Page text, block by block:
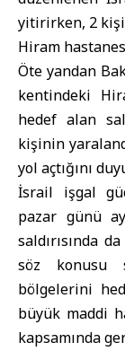
yitirirken, 2 kişi
Hiram
Öte yandan
kentindeki
hedef alan
kişinin
yol açtığını
İsrail işgal
pazar günü
saldırısında
söz konusu
bölgelerini
büyük maddi
kapsamında